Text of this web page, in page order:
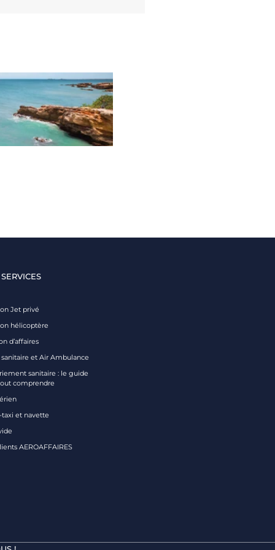
Jet privé
hélicoptère
d’affaires
et Air Ambulance
sanitaire : le guide
comprendre
taxi et navette
AEROAFFAIRES